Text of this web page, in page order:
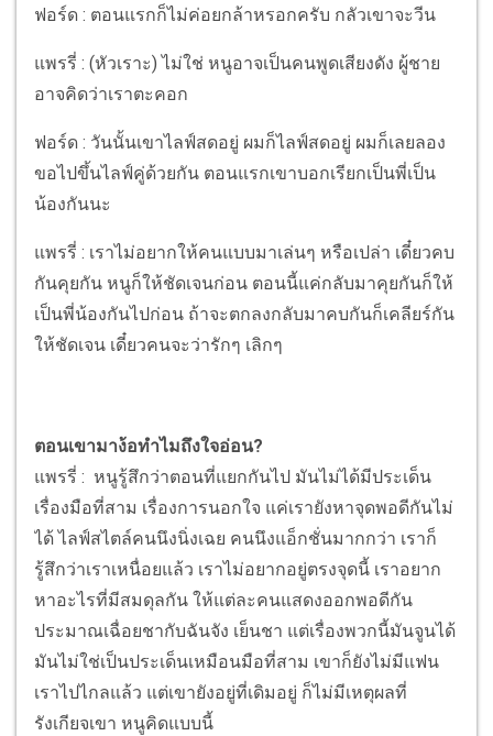
ฟอร์ด : ตอนแรกก็ไม่ค่อยกล้าหรอกครับ กลัวเขาจะวีน
แพรรี่ : (หัวเราะ) ไม่ใช่ หนูอาจเป็นคนพูดเสียงดัง ผู้ชาย
อาจคิดว่าเราตะคอก
ฟอร์ด : วันนั้นเขาไลฟ์สดอยู่ ผมก็ไลฟ์สดอยู่ ผมก็เลยลอง
ขอไปขึ้นไลฟ์คู่ด้วยกัน ตอนแรกเขาบอกเรียกเป็นพี่เป็น
น้องกันนะ
แพรรี่ : เราไม่อยากให้คนแบบมาเล่นๆ หรือเปล่า เดี๋ยวคบ
กันคุยกัน หนูก็ให้ชัดเจนก่อน ตอนนี้แค่กลับมาคุยกันก็ให้
เป็นพี่น้องกันไปก่อน ถ้าจะตกลงกลับมาคบกันก็เคลียร์กัน
ให้ชัดเจน เดี๋ยวคนจะว่ารักๆ เลิกๆ
ตอนเขามาง้อทำไมถึงใจอ่อน?
แพรรี่ : หนูรู้สึกว่าตอนที่แยกกันไป มันไม่ได้มีประเด็น
เรื่องมือที่สาม เรื่องการนอกใจ แค่เรายังหาจุดพอดีกันไม่
ได้ ไลฟ์สไตล์คนนึงนิ่งเฉย คนนึงแอ็กชั่นมากกว่า เราก็
รู้สึกว่าเราเหนื่อยแล้ว เราไม่อยากอยู่ตรงจุดนี้ เราอยาก
หาอะไรที่มีสมดุลกัน ให้แต่ละคนแสดงออกพอดีกัน
ประมาณเฉื่อยชากับฉันจัง เย็นชา แต่เรื่องพวกนี้มันจูนได้
มันไม่ใช่เป็นประเด็นเหมือนมือที่สาม เขาก็ยังไม่มีแฟน
เราไปไกลแล้ว แต่เขายังอยู่ที่เดิมอยู่ ก็ไม่มีเหตุผลที่
รังเกียจเขา หนูคิดแบบนี้